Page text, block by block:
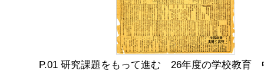
研究課題をもって進む 26年度の学校教育